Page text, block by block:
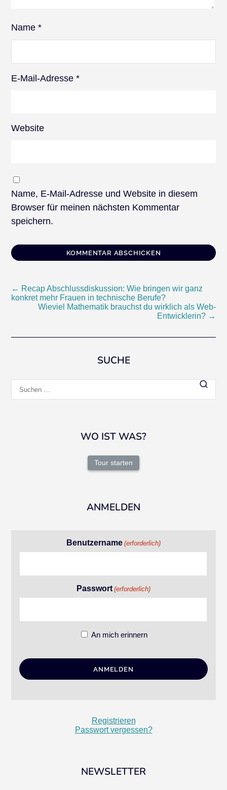
Name*
E-Mail-Adresse*
Website
Name, E-Mail-Adresse und Website in diesem
Browser für meinen nächsten Kommentar
speichern.
Beitragsnavigation
← Recap Abschlussdiskussion: Wie bringen wir ganz
konkret mehr Frauen in technische Berufe?
Wieviel Mathematik brauchst du wirklich als Web-
Entwicklerin? →
SUCHE
nach:
WO IST WAS?
Tour starten
ANMELDEN
Benutzername (erforderlich)
Passwort (erforderlich)
An mich erinnern
Registrieren
Passwort vergessen?
NEWSLETTER